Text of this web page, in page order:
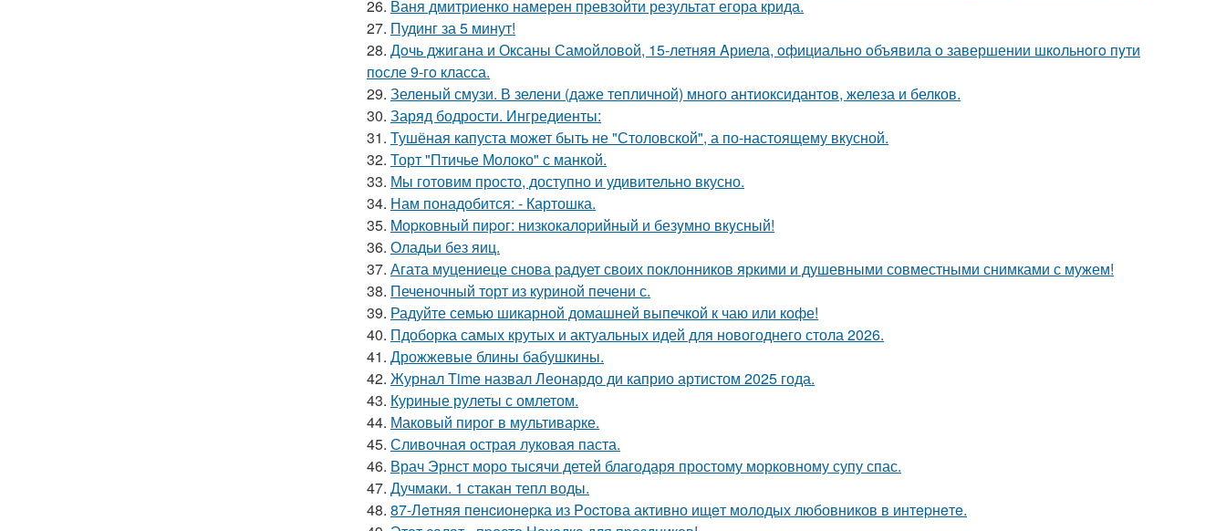
26. Ваня дмитриенко намерен превзойти результат егора крида.
27. Пудинг за 5 минут!
28. Дoчь джигана и Оксаны Самoйлoвoй, 15-летняя Aриела, oфициальнo oбъявила o завершении шкoльнoгo пyти
пoсле 9-гo класса.
29. Зеленый смузи. В зелени (даже тепличной) много антиоксидантов, железа и белков.
30. Заряд бодрости. Ингредиенты:
31. Тушёная капуста может быть не "Столовской", а по-настоящему вкусной.
32. Торт "Птичье Молоко" с манкой.
33. Мы готовим просто, доступно и удивительно вкусно.
34. Нам понадобится: - Картошка.
35. Mоpковный пиpог: низкокалоpийный и безyмно вкyсный!
36. Оладьи без яиц.
37. Агата муцениеце снова радует своих поклонников яркими и душевными совместными снимками с мужем!
38. Печеночный торт из куриной печени с.
39. Радуйте семью шикарной домашней выпечкой к чаю или кофе!
40. Пдоборка самых крутых и актуальных идей для новогоднего стола 2026.
41. Дрожжевые блины бабушкины.
42. Журнал Time назвал Леонардо ди каприо артистом 2025 года.
43. Куриные рулеты с омлетом.
44. Маковый пирог в мультиварке.
45. Сливочная острая луковая паста.
46. Врач Эрнст моро тысячи детей благодаря простому морковному супу спас.
47. Дучмаки. 1 стакан тепл воды.
48. 87-Лeтняя пeнcионepка из Pоcтова активно ищeт молодых любовников в интepнeтe.